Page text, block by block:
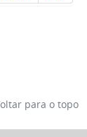
para o topo